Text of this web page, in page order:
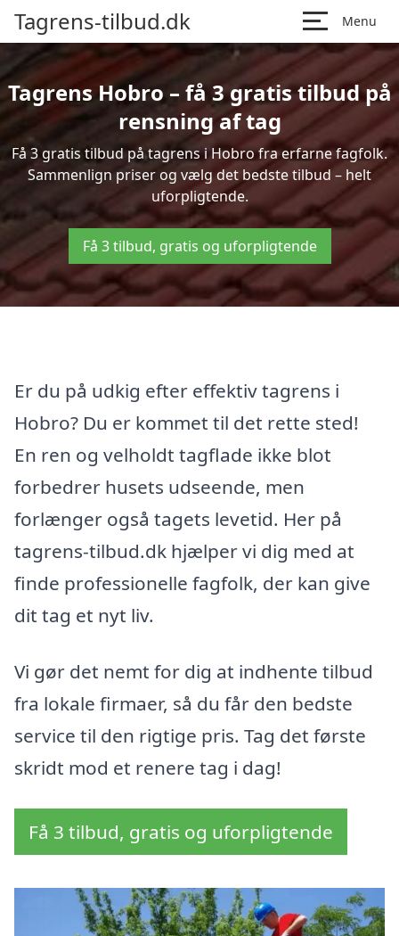
Tagrens-tilbud.dk Menu
Tagrens Hobro – få 3 gratis tilbud på
rensning af tag
Få 3 gratis tilbud på tagrens i Hobro fra erfarne fagfolk.
Sammenlign priser og vælg det bedste tilbud – helt
uforpligtende.
Få 3 tilbud, gratis og uforpligtende
Er du på udkig efter effektiv tagrens i
Hobro? Du er kommet til det rette sted!
En ren og velholdt tagflade ikke blot
forbedrer husets udseende, men
forlænger også tagets levetid. Her på
tagrens-tilbud.dk hjælper vi dig med at
finde professionelle fagfolk, der kan give
dit tag et nyt liv.
Vi gør det nemt for dig at indhente tilbud
fra lokale firmaer, så du får den bedste
service til den rigtige pris. Tag det første
skridt mod et renere tag i dag!
Få 3 tilbud, gratis og uforpligtende